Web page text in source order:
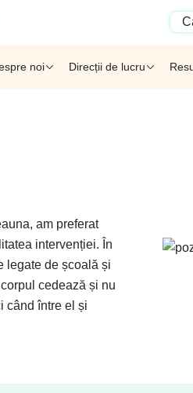
noi Direcții de lucru
am preferat
intervenției. În
legate de școală și
cedează și nu
când între el și